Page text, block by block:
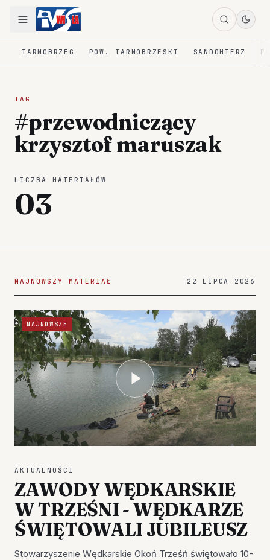
TARNOBRZEG POW. TARNOBRZESKI SANDOMIERZ
TAG
#przewodniczący
krzysztof maruszak
LICZBA MATERIAŁÓW
03
NAJNOWSZY MATERIAŁ 22 LIPCA 2026
NAJNOWSZE
AKTUALNOŚCI
ZAWODY WĘDKARSKIE
W TRZEŚNI - WĘDKARZE
ŚWIĘTOWALI JUBILEUSZ
Stowarzyszenie Wędkarskie Okoń Trześń świętowało 10-